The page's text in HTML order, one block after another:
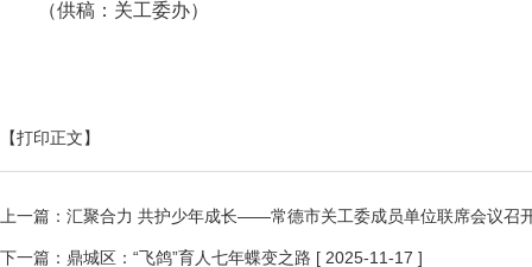
（供稿： 关工委办）
【打印正文】
上一篇： 汇聚合力 共护少年成长——常德市关工委成员单位联席会议召
下一篇： 鼎城区：“飞鸽”育人七年蝶变之路 [ 2025-11-17 ]